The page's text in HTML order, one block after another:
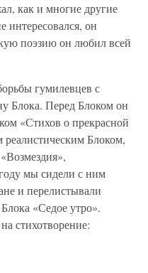
как и многие другие
интересовался, он
поэзию он любил всей
гумилевцев с
Блока. Перед Блоком он
«Стихов о прекрасной
Блоком,
мы сидели с ним
и перелистывали
«Седое утро».
стихотворение: